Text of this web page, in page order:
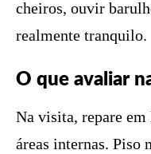
cheiros, ouvir
realmente tranquilo.
O que avaliar
Na visita, repare
áreas internas. Piso